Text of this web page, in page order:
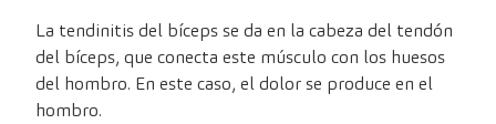
La tendinitis del bíceps se da en la cabeza del tendón
del bíceps, que conecta este músculo con los huesos
del hombro. En este caso, el dolor se produce en el
hombro.